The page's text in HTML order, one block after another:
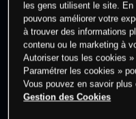
les gens utilisent le site.
pouvons améliorer votre
à trouver des informations
contenu ou le marketing à
Autoriser tous les cookies
Paramétrer les cookies »
Vous pouvez en savoir
Gestion des Cookies